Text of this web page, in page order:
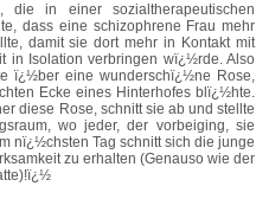
die in einer sozialtherapeutischen
dass eine schizophrene Frau mehr
damit sie dort mehr in Kontakt mit
in Isolation verbringen wï¿½rde. Also
ï¿½ber eine wunderschï¿½ne Rose,
Ecke eines Hinterhofes blï¿½hte.
diese Rose, schnitt sie ab und stellte
wo jeder, der vorbeiging, sie
nï¿½chsten Tag schnitt sich die junge
zu erhalten (Genauso wie der